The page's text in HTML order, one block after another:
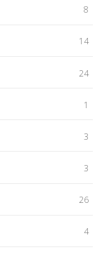
8
14
24
1
3
3
26
4